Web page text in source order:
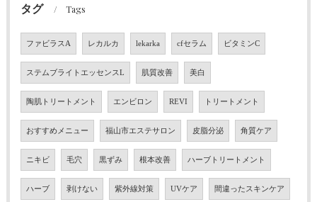
タグ Tags
ファビラスA レカルカ lekarka cfセラム ビタミンC
ステムブライトエッセンスL 肌質改善 美白
陶肌トリートメント エンビロン REVI トリートメント
おすすめメニュー 福山市エステサロン 皮脂分泌 角質ケア
ニキビ 毛穴 黒ずみ 根本改善 ハーブトリートメント
ハーブ 剥けない 紫外線対策 UVケア 間違ったスキンケア